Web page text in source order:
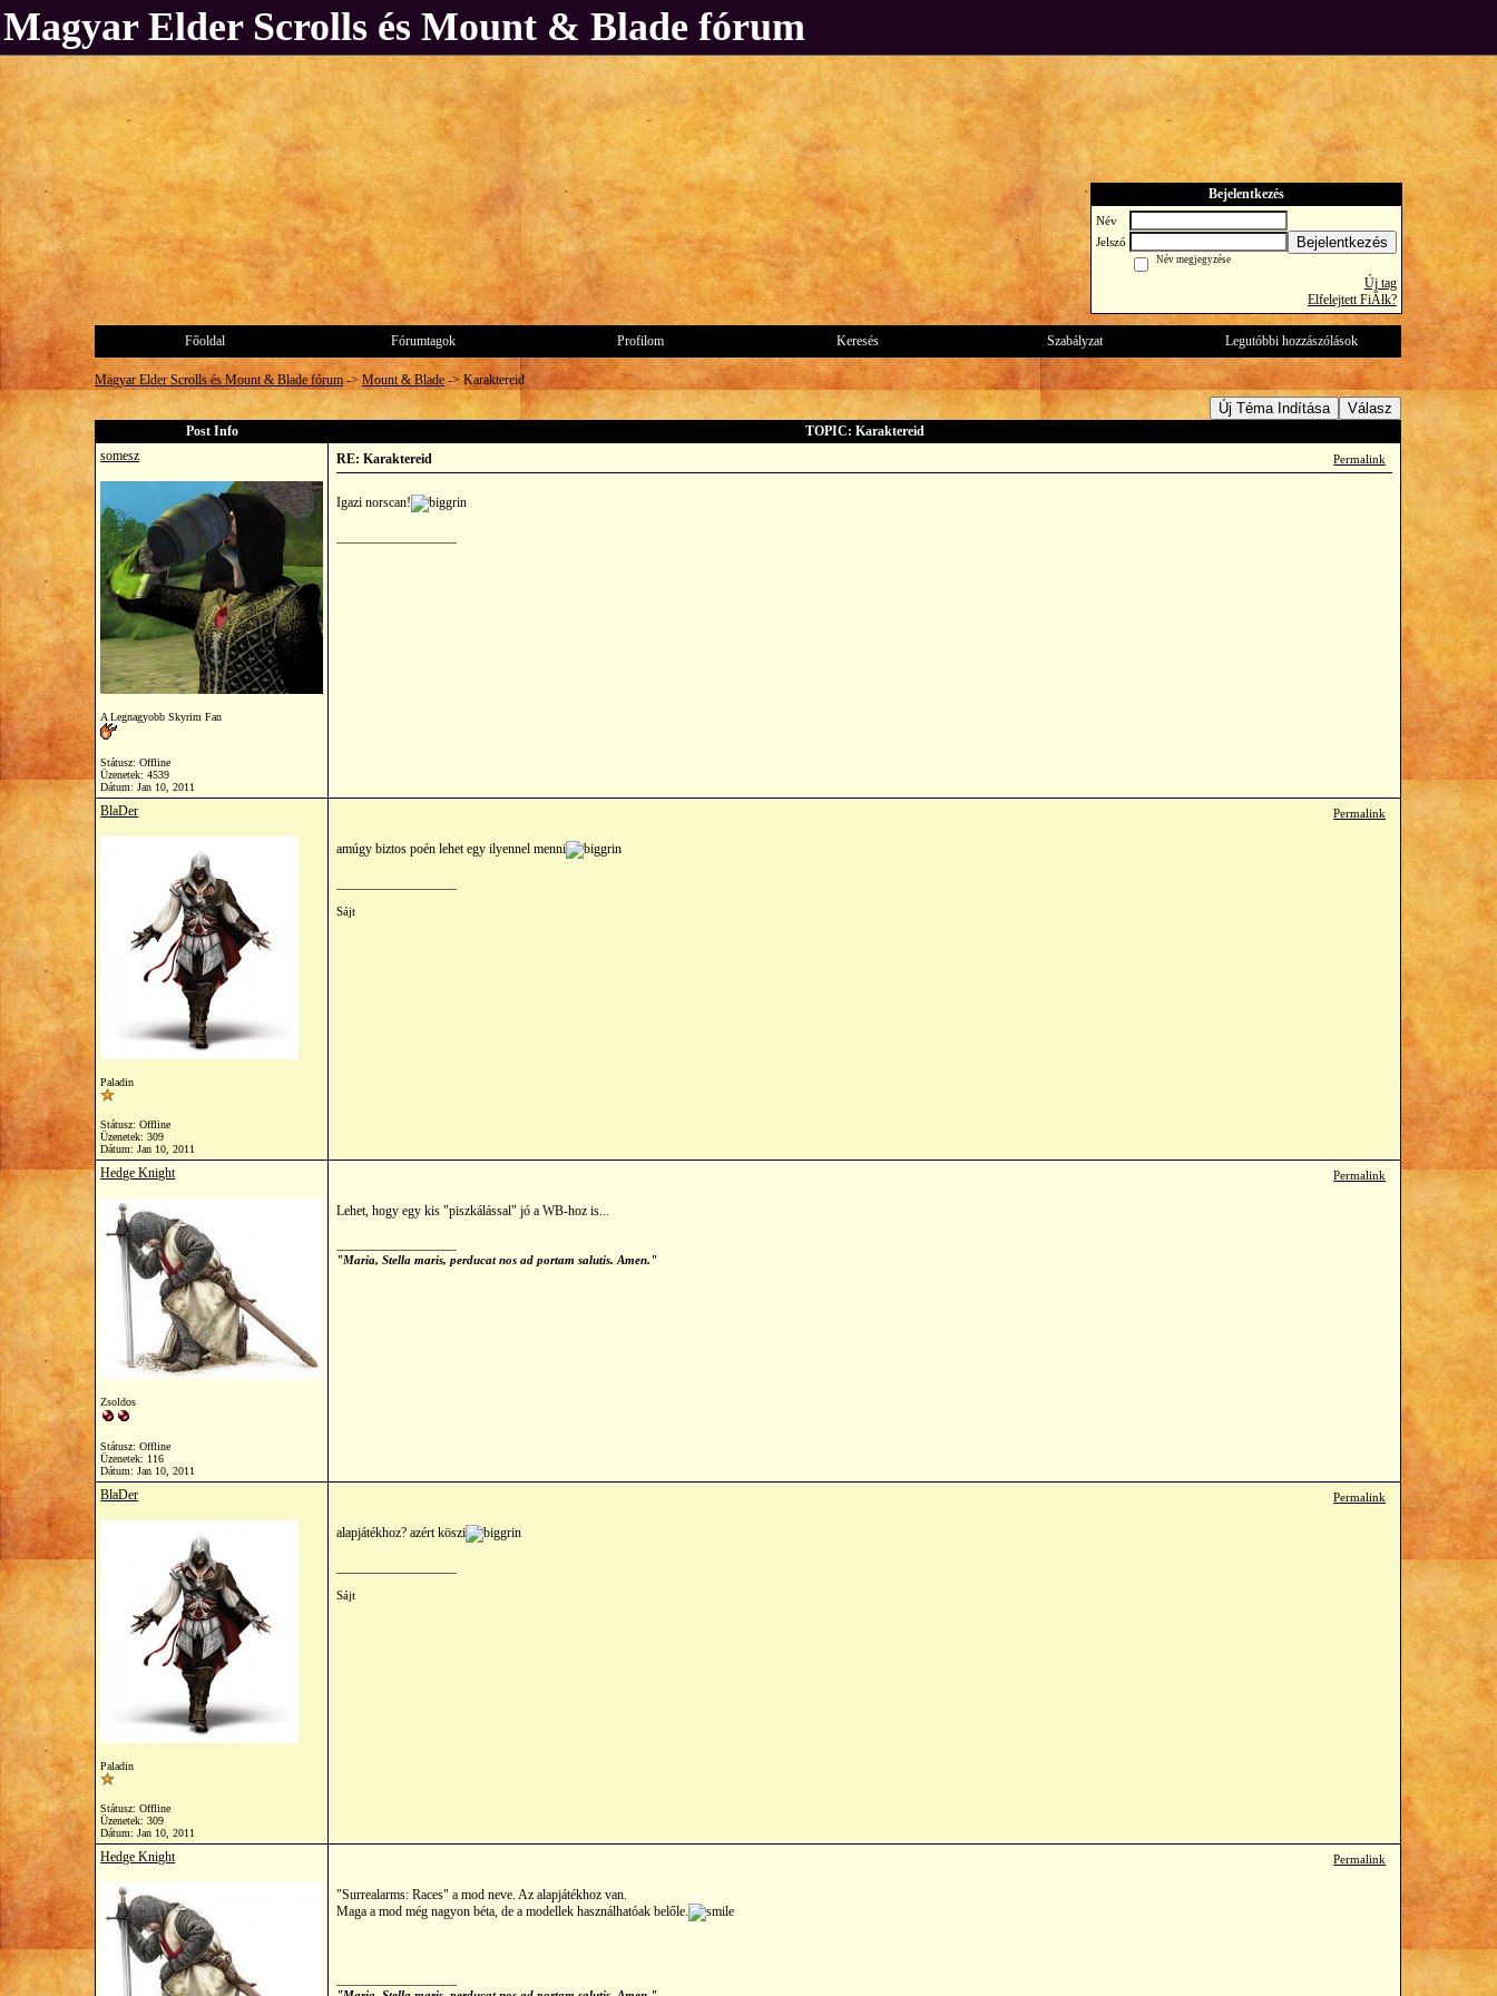
Magyar Elder Scrolls és Mount & Blade fórum
Bejelentkezés
Név
Jelszó
Bejelentkezés
Név megjegyzése
Új tag
Elfelejtett FiĂłk?
Főoldal Fórumtagok Profilom Keresés Szabályzat Legutóbbi hozzászólások
Magyar Elder Scrolls és Mount & Blade fórum ->Mount & Blade ->Karaktereid
Új Téma Indítása Válasz
Post Info
TOPIC: Karaktereid
somesz
A Legnagyobb Skyrim Fan
Státusz: Offline
Üzenetek: 4539
Dátum:Jan 10, 2011
RE: Karaktereid Permalink
Igazi norscan!
BlaDer
Paladin
Státusz: Offline
Üzenetek: 309
Dátum:Jan 10, 2011
Permalink
amúgy biztos poén lehet egy ilyennel menni
Sájt
Hedge Knight
Zsoldos
Státusz: Offline
Üzenetek: 116
Dátum:Jan 10, 2011
Permalink
Lehet, hogy egy kis "piszkálással" jó a WB-hoz is...
"Maria, Stella maris, perducat nos ad portam salutis. Amen."
BlaDer
Paladin
Státusz: Offline
Üzenetek: 309
Dátum:Jan 10, 2011
Permalink
alapjátékhoz? azért köszi
Sájt
Hedge Knight Permalink
"Surrealarms: Races" a mod neve. Az alapjátékhoz van.
Maga a mod még nagyon béta, de a modellek használhatóak belőle.